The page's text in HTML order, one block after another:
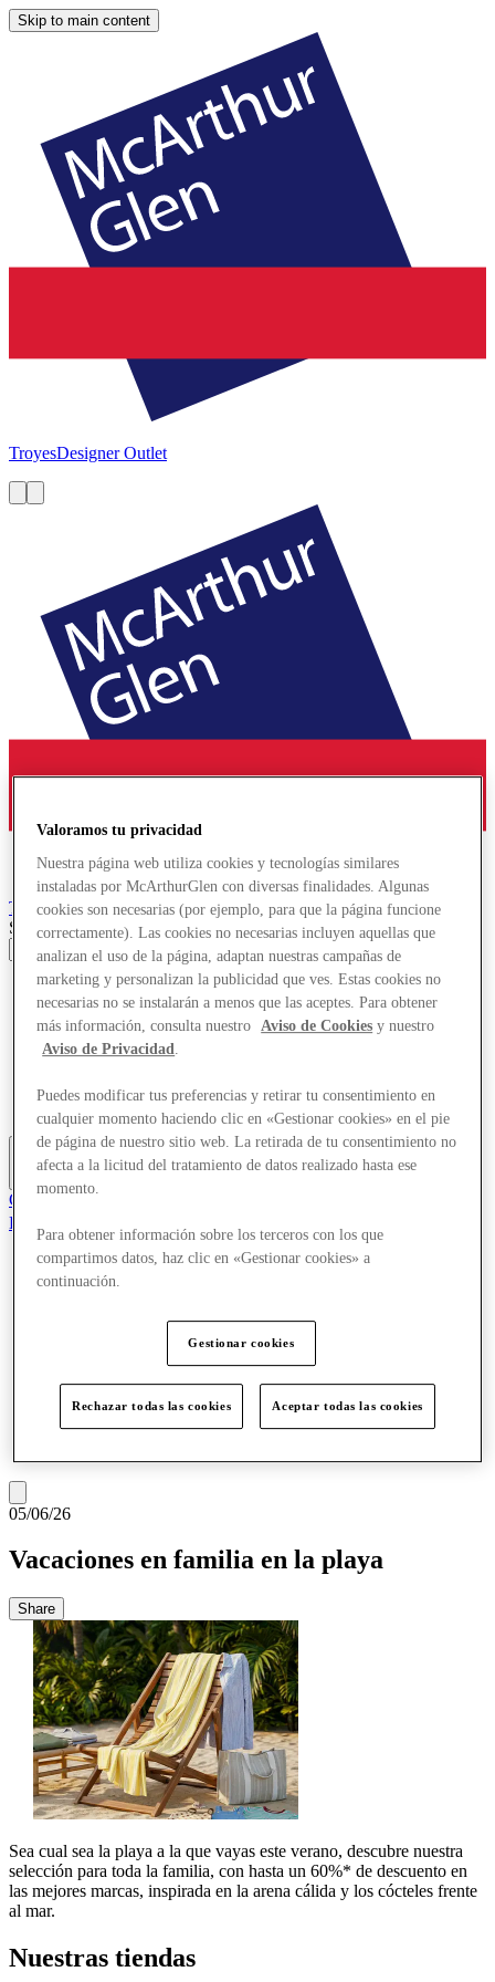
Skip to main content
TroyesDesigner Outlet
TroyesDesigner Outlet
Search input
Ofertas
Tiendas
Planifica tu visita
¿Qué pasa?
Tarjetas regalo
Club
Elementos guardados
es
Ofertas
Planifica tu visita
Servicios
05/06/26
Vacaciones en familia en la playa
Share
Sea cual sea la playa a la que vayas este verano, descubre nuestra
selección para toda la familia, con hasta un 60%* de descuento en
las mejores marcas, inspirada en la arena cálida y los cócteles frente
al mar.
Nuestras tiendas
Valoramos tu privacidad
Nuestra página web utiliza cookies y tecnologías similares
instaladas por McArthurGlen con diversas finalidades. Algunas
cookies son necesarias (por ejemplo, para que la página funcione
correctamente). Las cookies no necesarias incluyen aquellas que
analizan el uso de la página, adaptan nuestras campañas de
marketing y personalizan la publicidad que ves. Estas cookies no
necesarias no se instalarán a menos que las aceptes. Para obtener
más información, consulta nuestro
Aviso de Cookies y nuestro
Aviso de Privacidad
Puedes modificar tus preferencias y retirar tu consentimiento en
cualquier momento haciendo clic en «Gestionar cookies» en el pie
de página de nuestro sitio web. La retirada de tu consentimiento no
afecta a la licitud del tratamiento de datos realizado hasta ese
momento.
Para obtener información sobre los terceros con los que
compartimos datos, haz clic en «Gestionar cookies» a
continuación.
Gestionar cookies
Rechazar todas las cookies Aceptar todas las cookies